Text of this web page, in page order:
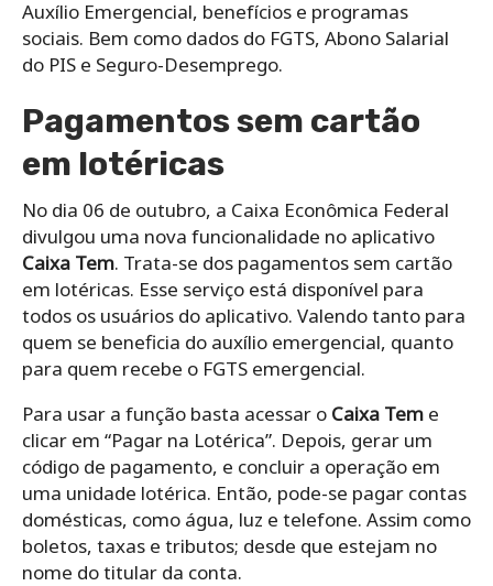
Auxílio Emergencial, benefícios e programas
sociais. Bem como dados do FGTS, Abono Salarial
do PIS e Seguro-Desemprego.
Pagamentos sem cartão
em lotéricas
No dia 06 de outubro, a Caixa Econômica Federal
divulgou uma nova funcionalidade no aplicativo
Caixa Tem. Trata-se dos pagamentos sem cartão
em lotéricas. Esse serviço está disponível para
todos os usuários do aplicativo. Valendo tanto para
quem se beneficia do auxílio emergencial, quanto
para quem recebe o FGTS emergencial.
Para usar a função basta acessar o Caixa Tem e
clicar em “Pagar na Lotérica”. Depois, gerar um
código de pagamento, e concluir a operação em
uma unidade lotérica. Então, pode-se pagar contas
domésticas, como água, luz e telefone. Assim como
boletos, taxas e tributos; desde que estejam no
nome do titular da conta.